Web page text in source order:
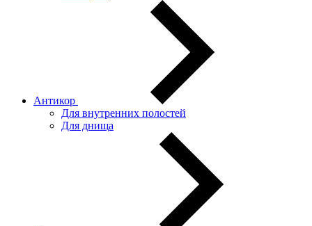
Антикор
Для внутренних полостей
Для днища